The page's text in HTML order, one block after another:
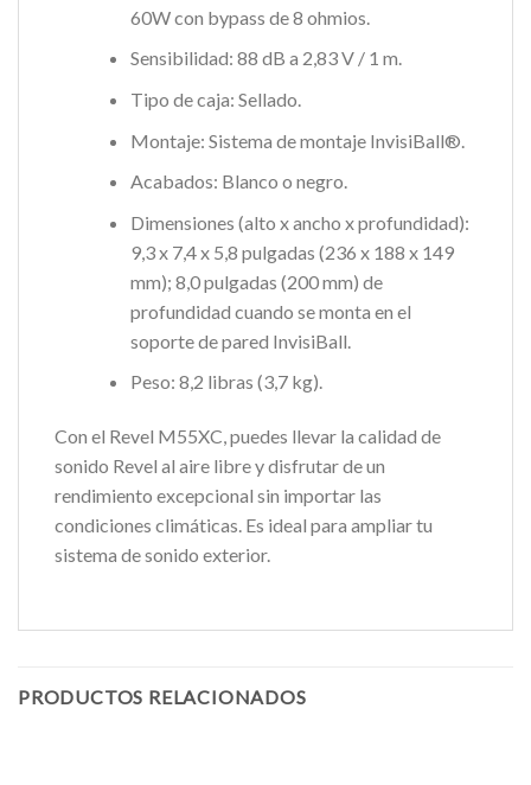
60W con bypass de 8 ohmios.
Sensibilidad: 88 dB a 2,83 V / 1 m.
Tipo de caja: Sellado.
Montaje: Sistema de montaje InvisiBall®.
Acabados: Blanco o negro.
Dimensiones (alto x ancho x profundidad):
9,3 x 7,4 x 5,8 pulgadas (236 x 188 x 149
mm); 8,0 pulgadas (200 mm) de
profundidad cuando se monta en el
soporte de pared InvisiBall.
Peso: 8,2 libras (3,7 kg).
Con el Revel M55XC, puedes llevar la calidad de
sonido Revel al aire libre y disfrutar de un
rendimiento excepcional sin importar las
condiciones climáticas. Es ideal para ampliar tu
sistema de sonido exterior.
PRODUCTOS RELACIONADOS